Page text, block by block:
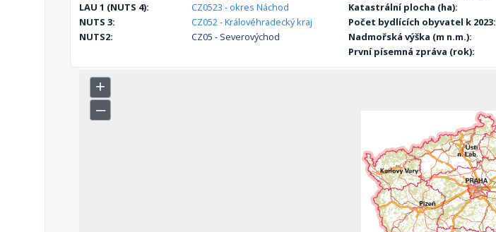
LAU 1 (NUTS 4):
CZ0523 - okres Náchod
NUTS 3:
CZ052 - Královéhradecký kraj
NUTS2:
CZ05 - Severovýchod
Katastrální plocha (ha):
Počet bydlících obyvatel k 2023:
Nadmořská výška (m n.m.):
První písemná zpráva (rok):